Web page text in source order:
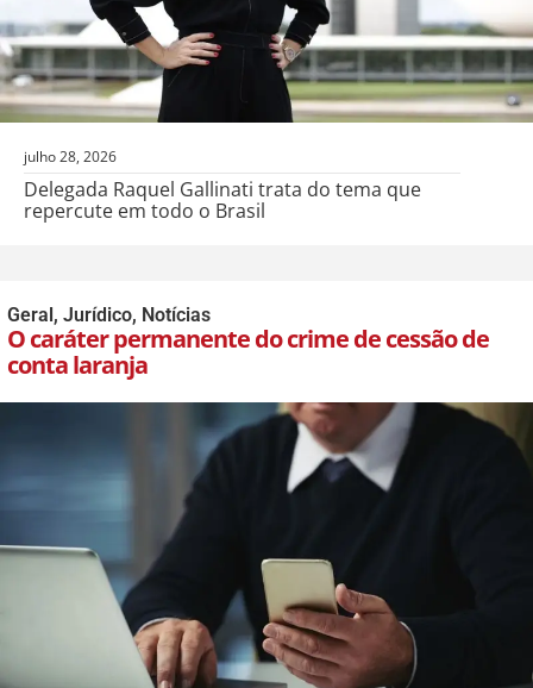
julho 28, 2026
Delegada Raquel Gallinati trata do tema que
repercute em todo o Brasil
Geral, Jurídico, Notícias
O caráter permanente do crime de cessão de
conta laranja